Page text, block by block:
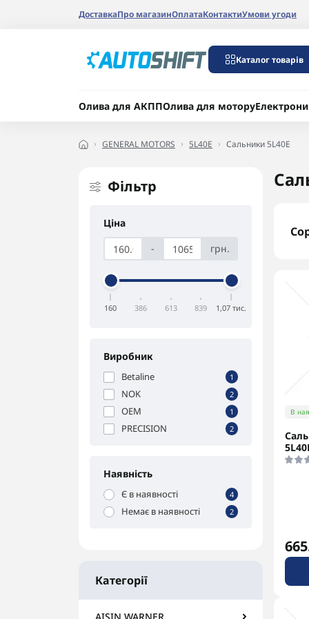
ДоставкаПро магазинОплатаКонтактиУмови угоди
Каталог товарів
Олива для АКППОлива для мотору
GENERAL MOTORS 5L40E Сальники 5L40E
Фільтр
Ціна
-
грн.
160 386 613 839 1,07 тис.
Виробник
Betaline 1
NOK 2
OEM 1
PRECISION 2
Наявність
Є в наявності 4
Немає в наявності 2
Категорії
В